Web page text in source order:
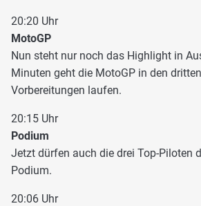
20:20 Uhr
MotoGP
Nun steht nur noch das Highlight in
Minuten geht die MotoGP in den
Vorbereitungen laufen.
20:15 Uhr
Podium
Jetzt dürfen auch die drei Top-Piloten
Podium.
20:06 Uhr